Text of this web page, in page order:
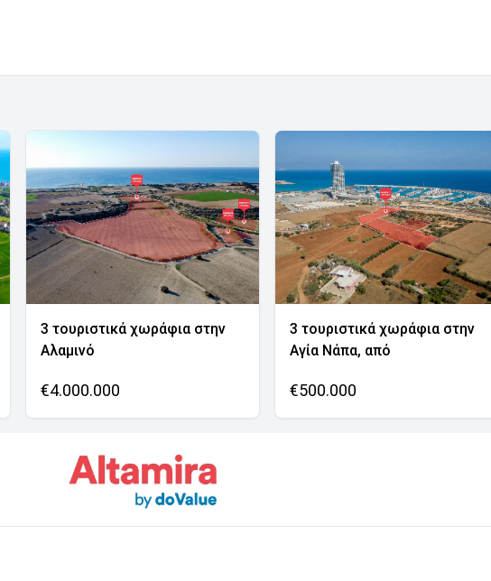
3 τουριστικά χωράφια στην
Αλαμινό
€4.000.000
3 τουριστικά χωράφια στην
Αγία Νάπα, από
€500.000